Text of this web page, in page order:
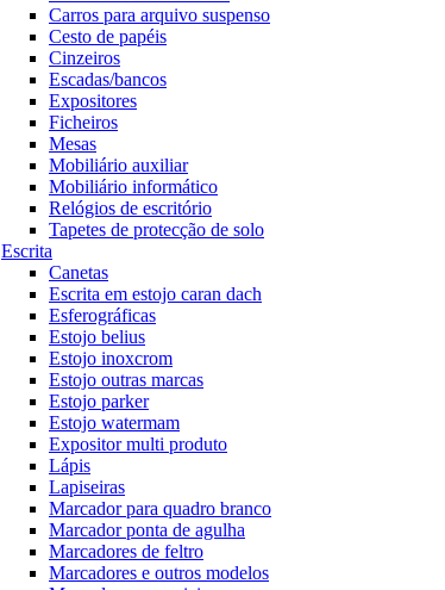
Carros para arquivo suspenso
Cesto de papéis
Cinzeiros
Escadas/bancos
Expositores
Ficheiros
Mesas
Mobiliário auxiliar
Mobiliário informático
Relógios de escritório
Tapetes de protecção de solo
Escrita
Canetas
Escrita em estojo caran dach
Esferográficas
Estojo belius
Estojo inoxcrom
Estojo outras marcas
Estojo parker
Estojo watermam
Expositor multi produto
Lápis
Lapiseiras
Marcador para quadro branco
Marcador ponta de agulha
Marcadores de feltro
Marcadores e outros modelos